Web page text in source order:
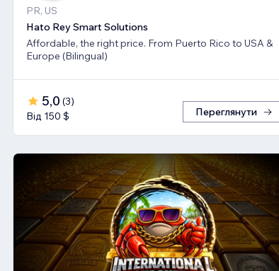
PR, US
Hato Rey Smart Solutions
Affordable, the right price. From Puerto Rico to USA &
Europe (Bilingual)
5,0 (3)
Від 150 $
Переглянути